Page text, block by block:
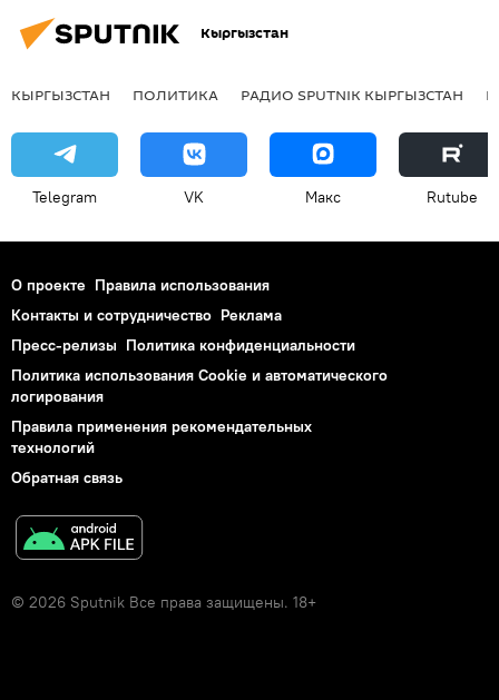
Кыргызстан
КЫРГЫЗСТАН ПОЛИТИКА РАДИО SPUTNIK КЫРГЫЗСТАН
Telegram VK Макс Rutube
О проекте Правила использования
Контакты и сотрудничество Реклама
Пресс-релизы Политика конфиденциальности
Политика использования Cookie и автоматического
логирования
Правила применения рекомендательных
технологий
Обратная связь
© 2026 Sputnik Все права защищены. 18+